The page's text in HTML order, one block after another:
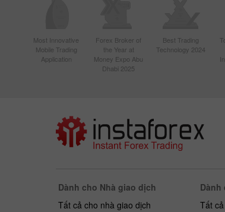
Most Innovative
Mobile Trading
Application
Forex Broker of
the Year at
Money Expo Abu
Dhabi 2025
Best Trading
Technology 2024
Dành cho Nhà giao dịch
Tất cả cho nhà giao dịch
Tất